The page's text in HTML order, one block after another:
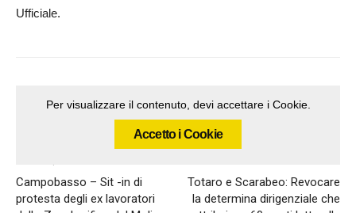
Ufficiale.
Per visualizzare il contenuto, devi accettare i Cookie.
Accetto i Cookie
Campobasso – Sit -in di
protesta degli ex lavoratori
Totaro e Scarabeo: Revocare
la determina dirigenziale che